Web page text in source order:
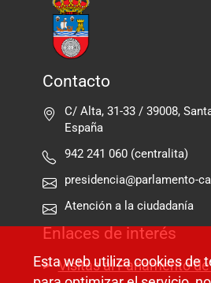
Contacto
C/ Alta, 31-33 / 39008,
España
942 241 060 (centralita)
presidencia@parlamento-
Atención a la ciudadanía
Enlaces de interés
Visitas al Parlamento
Esta web utiliza cookies de